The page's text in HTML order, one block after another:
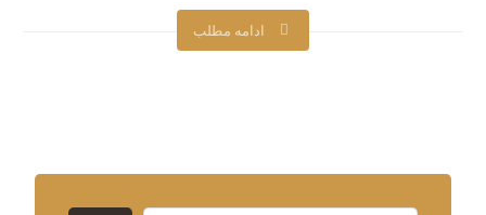
ادامه مطلب